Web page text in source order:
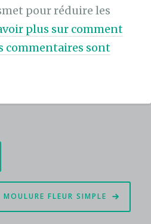
pour réduire les
plus sur comment
commentaires sont
MOULURE FLEUR SIMPLE